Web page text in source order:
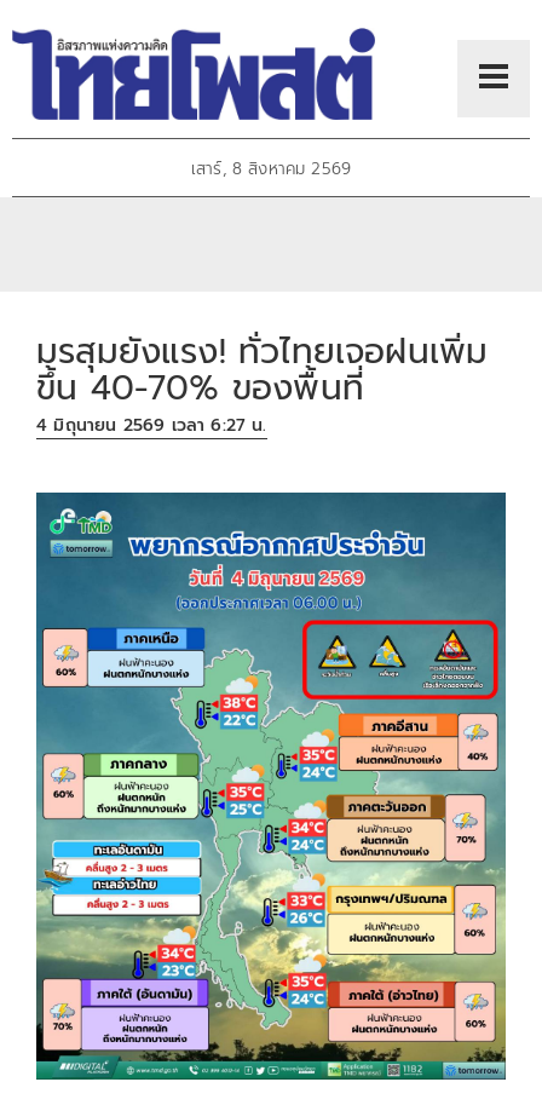
เสาร์, 8 สิงหาคม 2569
มรสุมยังแรง! ทั่วไทยเจอฝนเพิ่ม
ขึ้น 40-70% ของพื้นที่
4 มิถุนายน 2569 เวลา 6:27 น.